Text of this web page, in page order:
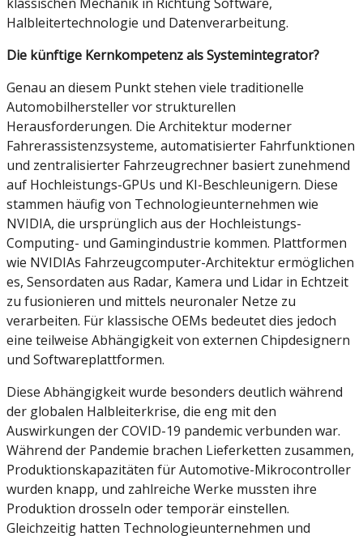
Halbleitertechnologie und Datenverarbeitung.
Die künftige Kernkompetenz als Systemintegrator?
Genau an diesem Punkt stehen viele traditionelle
Automobilhersteller vor strukturellen
Herausforderungen. Die Architektur moderner
Fahrerassistenzsysteme, automatisierter Fahrfunktionen
und zentralisierter Fahrzeugrechner basiert zunehmend
auf Hochleistungs-GPUs und KI-Beschleunigern. Diese
stammen häufig von Technologieunternehmen wie
NVIDIA, die ursprünglich aus der Hochleistungs-
Computing- und Gamingindustrie kommen. Plattformen
wie NVIDIAs Fahrzeugcomputer-Architektur ermöglichen
es, Sensordaten aus Radar, Kamera und Lidar in Echtzeit
zu fusionieren und mittels neuronaler Netze zu
verarbeiten. Für klassische OEMs bedeutet dies jedoch
eine teilweise Abhängigkeit von externen Chipdesignern
und Softwareplattformen.
Diese Abhängigkeit wurde besonders deutlich während
der globalen Halbleiterkrise, die eng mit den
Auswirkungen derCOVID-19 pandemicverbunden war.
Während der Pandemie brachen Lieferketten zusammen,
Produktionskapazitäten für Automotive-Mikrocontroller
wurden knapp, und zahlreiche Werke mussten ihre
Produktion drosseln oder temporär einstellen.
Gleichzeitig hatten Technologieunternehmen und